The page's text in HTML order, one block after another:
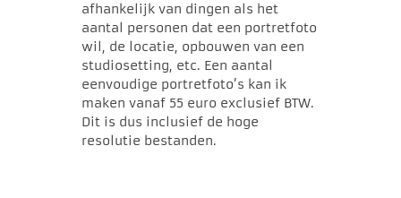
afhankelijk van dingen als het
aantal personen dat een portretfoto
wil, de locatie, opbouwen van een
studiosetting, etc. Een aantal
eenvoudige portretfoto’s kan ik
maken vanaf 55 euro exclusief BTW.
Dit is dus inclusief de hoge
resolutie bestanden.